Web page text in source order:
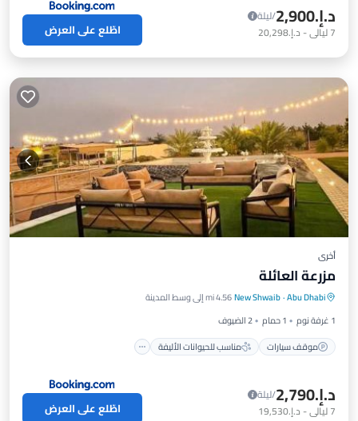
د.إ.‏2,900
/ليلة
7ليالي- د.إ.‏20,298 اطّلع على العرض
أخرى
مزرعة العائلة
Abu Dhabi
·
New Shwaib4.56 mi إلى وسط المدينة
1 غرفة نوم
1 حمام
2 الضيوف
موقف سيارات
مناسب للحيوانات الأليفة
موقف سيارات
مناسب للأطفال
د.إ.‏2,790
/ليلة
7ليالي- د.إ.‏19,530 اطّلع على العرض